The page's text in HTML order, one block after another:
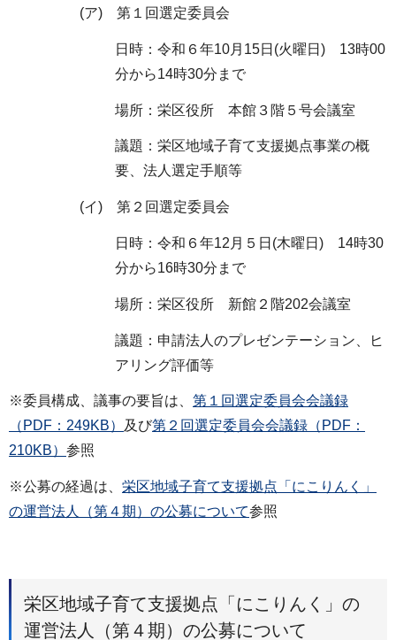
(ア) 第１回選定委員会
日時：令和６年10月15日(火曜日) 13時00
分から14時30分まで
場所：栄区役所 本館３階５号会議室
議題：栄区地域子育て支援拠点事業の概
要、法人選定手順等
(イ) 第２回選定委員会
日時：令和６年12月５日(木曜日) 14時30
分から16時30分まで
場所：栄区役所 新館２階202会議室
議題：申請法人のプレゼンテーション、ヒ
アリング評価等
※委員構成、議事の要旨は、 第１回選定委員会会議録
（PDF：249KB） 及び第２回選定委員会会議録（PDF：
210KB） 参照
※公募の経過は、 栄区地域子育て支援拠点「にこりんく」
の運営法人（第４期）の公募について参照
栄区地域子育て支援拠点「にこりんく」の
運営法人（第４期）の公募について